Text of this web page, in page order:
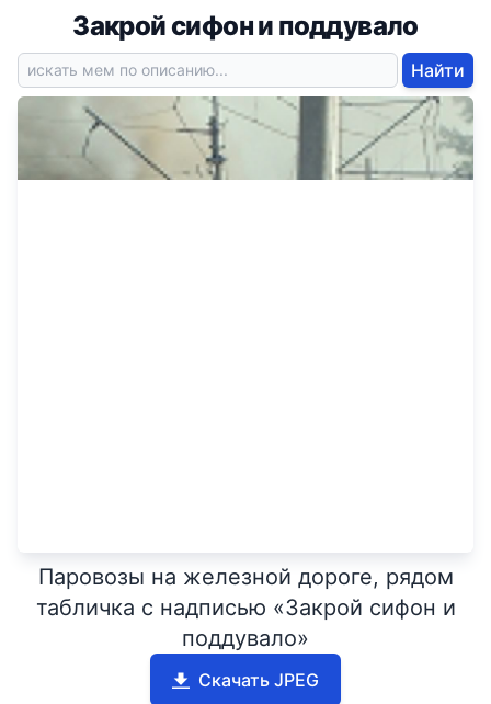
Закрой сифон и поддувало
Найти
Паровозы на железной дороге, рядом
табличка с надписью «Закрой сифон и
поддувало»
Скачать JPEG